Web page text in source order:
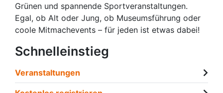
Grünen und spannende Sportveranstaltungen.
Egal, ob Alt oder Jung, ob Museumsführung oder
coole Mitmachevents – für jeden ist etwas dabei!
Schnelleinstieg
Veranstaltungen